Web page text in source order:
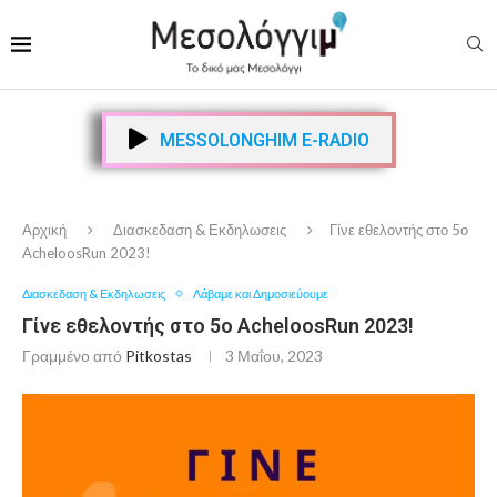
MESSOLONGHIM E-RADIO
Αρχική Διασκεδαση & Εκδηλωσεις
Γίνε εθελοντής στο 5ο
AcheloosRun 2023!
Διασκεδαση & Εκδηλωσεις Λάβαμε και Δημοσιεύουμε
Γίνε εθελοντής στο 5ο AcheloosRun 2023!
Γραμμένο από Pitkostas 3 Μαΐου, 2023